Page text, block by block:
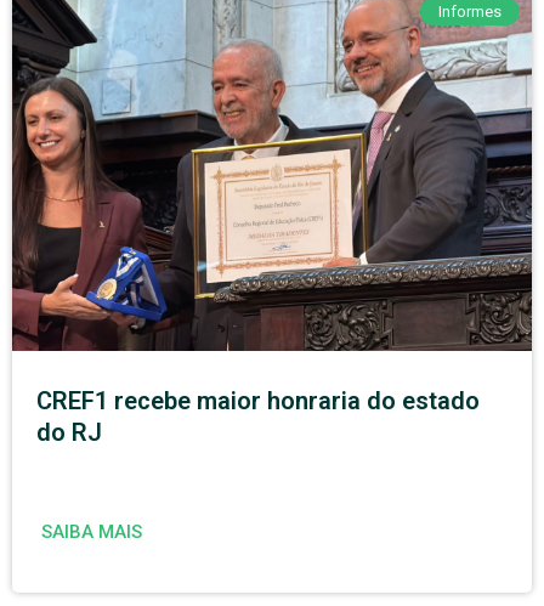
Informes
CREF1 recebe maior honraria do estado
do RJ
SAIBA MAIS